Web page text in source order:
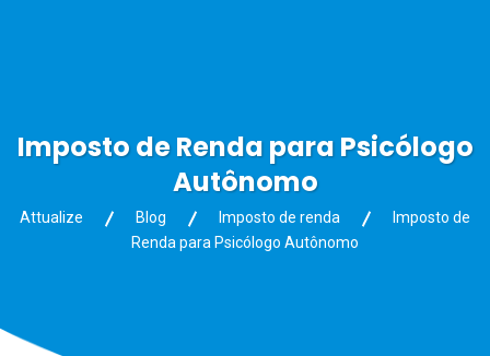
Imposto de Renda para Psicólogo
Autônomo
Attualize Blog Imposto de renda
Imposto de
Renda para Psicólogo Autônomo